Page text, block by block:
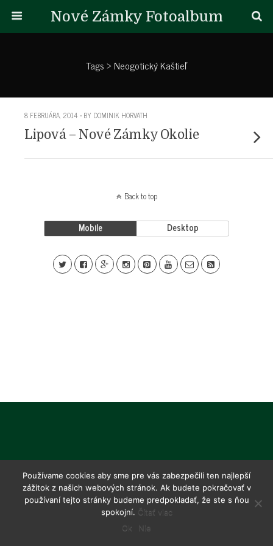
Nové Zámky Fotoalbum
Tags › Neogotický Kaštieľ
8 FEBRUÁRA, 2014 • BY DOMINIK HORVATH
Lipová – Nové Zámky Okolie
Back to top
Mobile Desktop
Používame cookies aby sme pre vás zabezpečili ten najlepší
zážitok z našich webových stránok. Ak budete pokračovať v
používaní tejto stránky budeme predpokladať, že ste s ňou
spokojní. Čítať viac
Ok
Nie